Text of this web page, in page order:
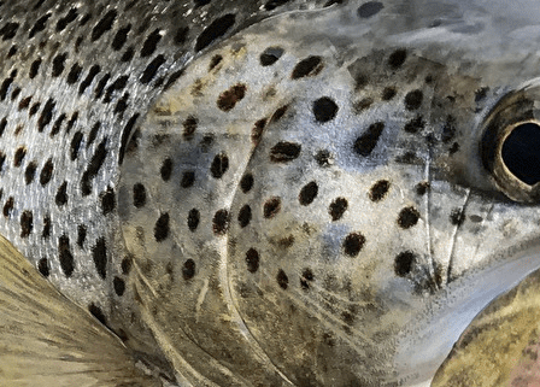
Exporter les lignes sélectionnées
Exporter toutes les colonnes
Exporter uniquement les colonnes affichées
Menu
?>
Images de la page d'accueil
Cliquez pour éditer